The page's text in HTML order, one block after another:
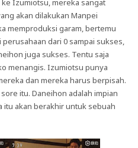
Izumiotsu, mereka sangat
akan dilakukan Manpei
memproduksi garam, bertemu
dari 0 sampai sukses,
juga sukses. Tentu saja
menangis. Izumiotsu punya
dan mereka harus berpisah.
itu. Daneihon adalah impian
itu akan berakhir untuk sebuah